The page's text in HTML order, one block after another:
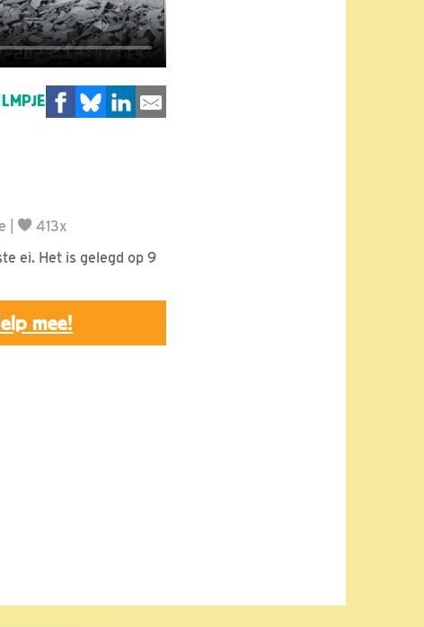
413x
ei. Het is gelegd op 9
mee!